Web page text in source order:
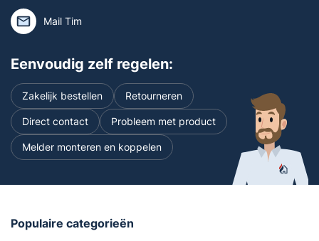
voor
230v
aantal
Mail Tim
Eenvoudig zelf regelen:
Zakelijk bestellen Retourneren
Direct contact Probleem met product
Melder monteren en koppelen
Populaire categorieën